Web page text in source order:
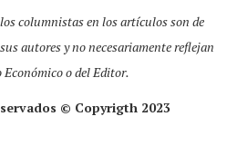
columnistas en los artículos son de
autores y no necesariamente reflejan
o del Editor.
© Copyrigth 2023